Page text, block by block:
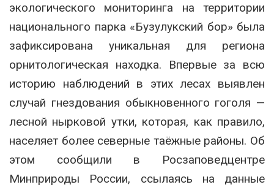
экологического мониторинга на территории
национального парка «Бузулукский бор» была
зафиксирована уникальная для региона
орнитологическая находка. Впервые за всю
историю наблюдений в этих лесах выявлен
случай гнездования обыкновенного гоголя —
лесной нырковой утки, которая, как правило,
населяет более северные таёжные районы. Об
этом сообщили в Росзаповедцентре
Минприроды России, ссылаясь на данные